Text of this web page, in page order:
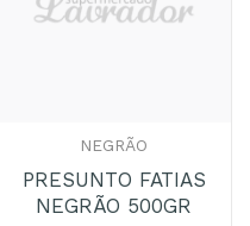
NEGRÃO
PRESUNTO FATIAS
NEGRÃO 500GR